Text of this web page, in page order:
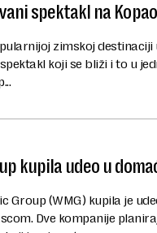
spektakl na
zimskoj
koji se bliži i to u
kupila udeo u
Group (WMG) kupila je
Dve kompanije